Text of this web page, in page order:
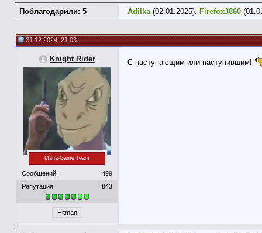
Поблагодарили: 5 Adilka(02.01.2025), Firefox3860
31.12.2024, 21:03
Knight Rider
Mafia-Game Team
Сообщений:
499
Репутация:
843
Hitman
С наступающим или наступившим!